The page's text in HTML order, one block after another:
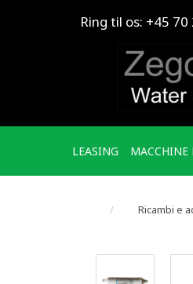
Ring til os: +45 70
LEASING MACCHINE
Ricambi e